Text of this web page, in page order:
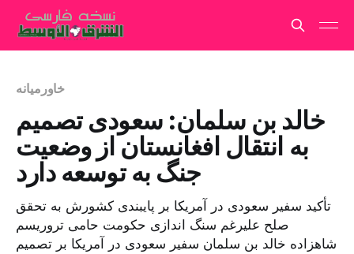
خاورمیانه
خالد بن سلمان: سعودی تصمیم
به انتقال افغانستان از وضعیت
جنگ به توسعه دارد
تأکید سفیر سعودی در آمریکا بر پایبندی کشورش به تحقق
صلح علیرغم سنگ اندازی حکومت حامی تروریسم
شاهزاده خالد بن سلمان سفیر سعودی در آمریکا بر تصمیم